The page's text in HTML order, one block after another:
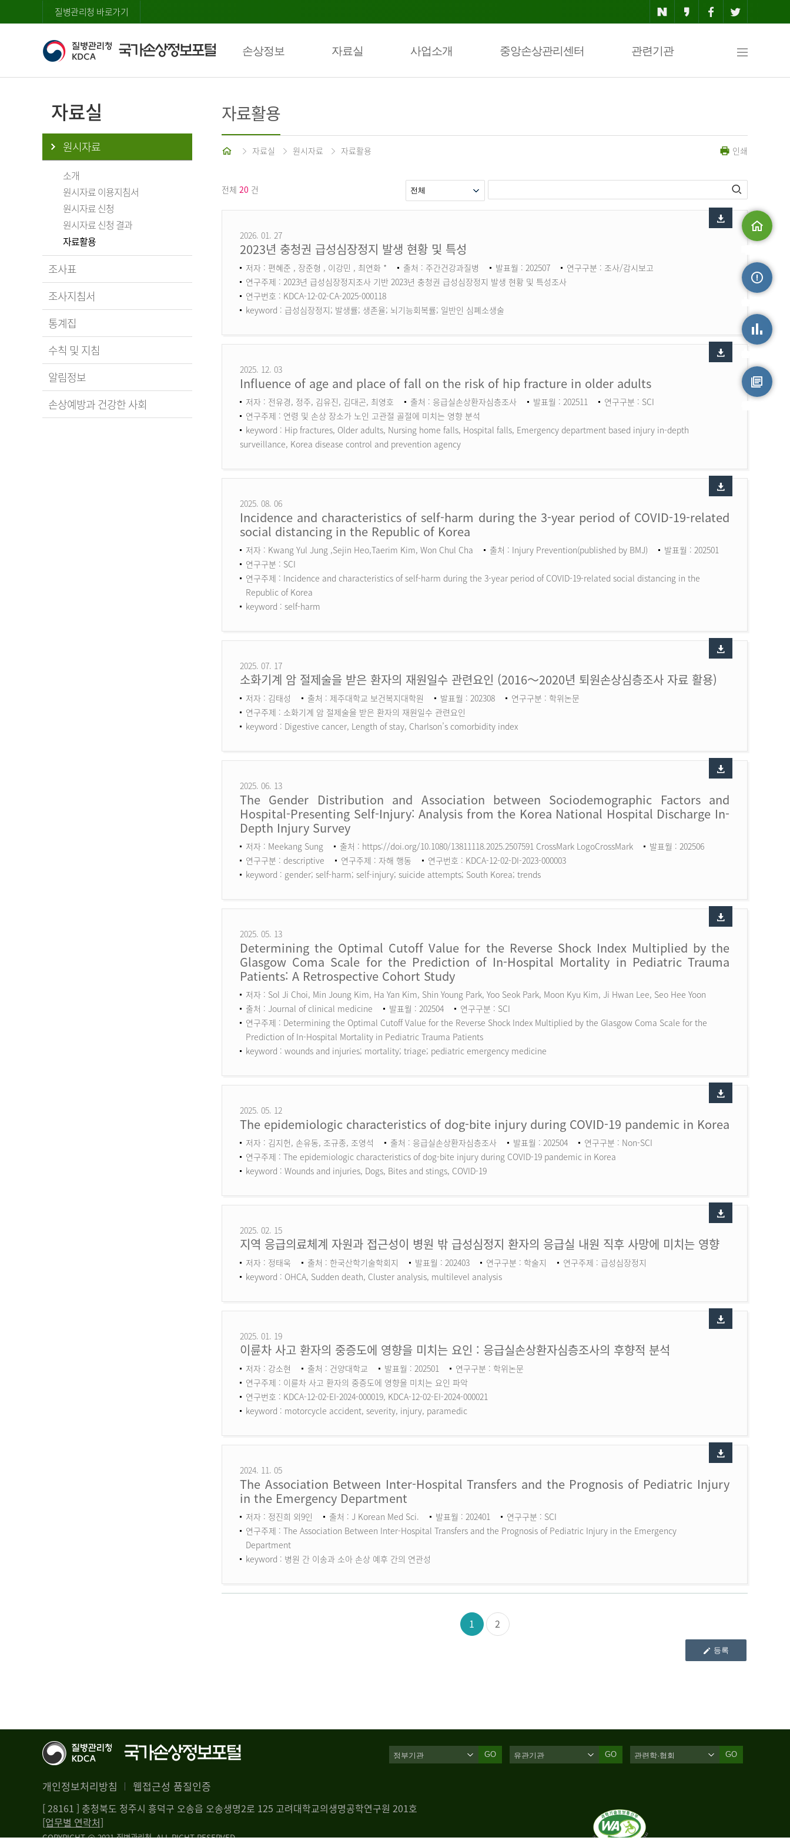
질병관리청 바로가기
손상정보 자료실 사업소개 중앙손상관리센터 관련기관
맵
자료실
원시자료
소개
원시자료 이용지침서
원시자료 신청
원시자료 신청 결과
자료활용
조사표
조사지침서
통계집
수칙 및 지침
알림정보
손상예방과 건강한 사회
자료활용
홈 자료실 원시자료 자료활용 인쇄
전체 20 건
2026. 01. 27
2023년 충청권 급성심장정지 발생 현황 및 특성
저자 : 편혜준 , 장준형 , 이강민 , 최연화 * 출처 : 주간건강과질병 발표월 : 202507
연구구분 : 조사/감시보고
연구주제 : 2023년 급성심장정지조사 기반 2023년 충청권 급성심장정지 발생 현황 및 특성조사
연구번호 : KDCA-12-02-CA-2025-000118
keyword : 급성심장정지; 발생률; 생존율; 뇌기능회복률; 일반인 심폐소생술
2025. 12. 03
Influence of age and place of fall on the risk of hip fracture in older adults
저자 : 전유경, 정주, 김유진, 김대곤, 최영호 출처 : 응급실손상환자심층조사 발표월 : 202511
연구구분 : SCI
연구주제 : 연령 및 손상 장소가 노인 고관절 골절에 미치는 영향 분석
keyword : Hip fractures, Older adults, Nursing home falls, Hospital falls, Emergency department based injury in-depth
surveillance, Korea disease control and prevention agency
2025. 08. 06
Incidence and characteristics of self-harm during the 3-year period of COVID-19-related
social distancing in the Republic of Korea
저자 : Kwang Yul Jung ,Sejin Heo,Taerim Kim, Won Chul Cha 출처 : Injury Prevention(published by BMJ)
발표월 : 202501
연구구분 : SCI
연구주제 : Incidence and characteristics of self-harm during the 3-year period of COVID-19-related social distancing in the
Republic of Korea
keyword : self-harm
2025. 07. 17
소화기계 암 절제술을 받은 환자의 재원일수 관련요인 (2016～2020년 퇴원손상심층조사 자료 활용)
저자 : 김태성 출처 : 제주대학교 보건복지대학원 발표월 : 202308
연구구분 : 학위논문
연구주제 : 소화기계 암 절제술을 받은 환자의 재원일수 관련요인
keyword : Digestive cancer, Length of stay, Charlson’s comorbidity index
2025. 06. 13
The Gender Distribution and Association between Sociodemographic Factors and
Hospital-Presenting Self-Injury: Analysis from the Korea National Hospital Discharge In-
Depth Injury Survey
저자 : Meekang Sung 출처 : https://doi.org/10.1080/13811118.2025.2507591 CrossMark LogoCrossMark
발표월 : 202506
연구구분 : descriptive
연구주제 : 자해 행동
연구번호 : KDCA-12-02-DI-2023-000003
keyword : gender; self-harm; self-injury; suicide attempts; South Korea; trends
2025. 05. 13
Determining the Optimal Cutoff Value for the Reverse Shock Index Multiplied by the
Glasgow Coma Scale for the Prediction of In-Hospital Mortality in Pediatric Trauma
Patients: A Retrospective Cohort Study
저자 : Sol Ji Choi, Min Joung Kim, Ha Yan Kim, Shin Young Park, Yoo Seok Park, Moon Kyu Kim, Ji Hwan Lee, Seo Hee Yoon
출처 : Journal of clinical medicine
발표월 : 202504
연구구분 : SCI
연구주제 : Determining the Optimal Cutoff Value for the Reverse Shock Index Multiplied by the Glasgow Coma Scale for the
Prediction of In-Hospital Mortality in Pediatric Trauma Patients
keyword : wounds and injuries; mortality; triage; pediatric emergency medicine
2025. 05. 12
The epidemiologic characteristics of dog-bite injury during COVID-19 pandemic in Korea
저자 : 김지헌, 손유동, 조규종, 조영석 출처 : 응급실손상환자심층조사 발표월 : 202504
연구구분 : Non-SCI
연구주제 : The epidemiologic characteristics of dog-bite injury during COVID-19 pandemic in Korea
keyword : Wounds and injuries, Dogs, Bites and stings, COVID-19
2025. 02. 15
지역 응급의료체계 자원과 접근성이 병원 밖 급성심정지 환자의 응급실 내원 직후 사망에 미치는 영향
저자 : 정태욱 출처 : 한국산학기술학회지 발표월 : 202403 연구구분 : 학술지
연구주제 : 급성심장정지
keyword : OHCA, Sudden death, Cluster analysis, multilevel analysis
2025. 01. 19
이륜차 사고 환자의 중증도에 영향을 미치는 요인 : 응급실손상환자심층조사의 후향적 분석
저자 : 강소현 출처 : 건양대학교 발표월 : 202501
연구구분 : 학위논문
연구주제 : 이륜차 사고 환자의 중증도에 영향을 미치는 요인 파악
연구번호 : KDCA-12-02-EI-2024-000019, KDCA-12-02-EI-2024-000021
keyword : motorcycle accident, severity, injury, paramedic
2024. 11. 05
The Association Between Inter-Hospital Transfers and the Prognosis of Pediatric Injury
in the Emergency Department
저자 : 정진희 외9인 출처 : J Korean Med Sci. 발표월 : 202401
연구구분 : SCI
연구주제 : The Association Between Inter-Hospital Transfers and the Prognosis of Pediatric Injury in the Emergency
Department
keyword : 병원 간 이송과 소아 손상 예후 간의 연관성
1 2
등록
개인정보처리방침 웹접근성 품질인증
GO GO GO
[ 28161 ] 충청북도 청주시 흥덕구 오송읍 오송생명2로 125 고려대학교의생명공학연구원 201호
[업무별 연락처]
COPYRIGHT @ 2021 질병관리청. ALL RIGHT RESERVED
손상정보
손상통계